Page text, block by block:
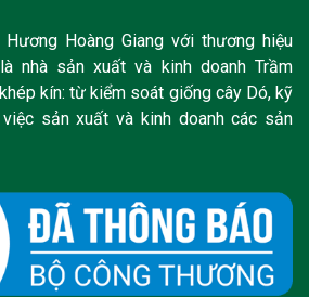
Hoàng Giang với thương hiệu
nhà sản xuất và kinh doanh Trầm
kín: từ kiểm soát giống cây Dó, kỹ
sản xuất và kinh doanh các sản